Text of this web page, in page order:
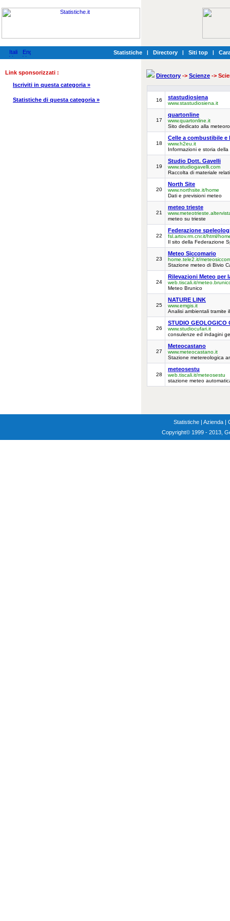
Statistiche | Directory | Siti top |
Link sponsorizzati :
Iscriviti in questa categoria »
Statistiche di questa categoria »
Directory -> Scienze ->
16 stastudiosiena
www.stastudiosiena.it
17
quartonline
www.quartonline.it
Sito dedicato alla
18
Celle a combustibile e
www.h2eu.it
Informazioni e storia
19
Studio Dott. Gavelli
www.studiogavelli.com
Raccolta di materiale
20
North Site
www.northsite.it/home
Dati e previsioni meteo
21
meteo trieste
meteo su trieste
22
Federazione
fsl.artov.rm.cnr.it/html/
Il sito della Federazione
23
Meteo Siccomario
home.tele2.it/
Stazione meteo di Bivio
24
Rilevazioni Meteo per
web.tiscali.it/
Meteo Brunico
25
NATURE LINK
www.emgis.it
Analisi ambientali tramite
26
STUDIO GEOLOGICO
www.studiocufari.it
consulenze ed indagini
27
Meteocastano
www.meteocastano.it
Stazione metereologica
28
meteosestu
web.tiscali.it/meteosestu
stazione meteo
Statistiche | Azienda |
Copyright© 1999 - 2013,